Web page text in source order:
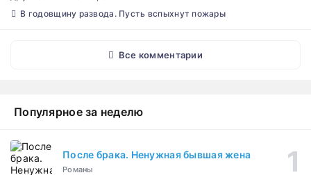
В годовщину развода. Пусть вспыхнут пожары
Все комментарии
Популярное за неделю
После брака. Ненужная бывшая жена
Романы